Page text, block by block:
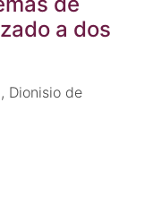
a dos
Dionisio de